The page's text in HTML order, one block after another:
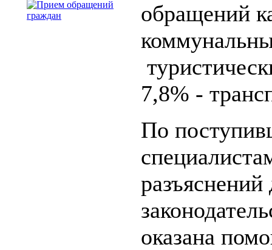
обращений
7,8% -
По
оказана